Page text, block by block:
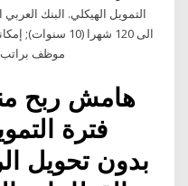
التمويل الهيكلي. البنك
الى 120 شهرا (10
موظف
هامش ربح
فترة
بدون تحويل